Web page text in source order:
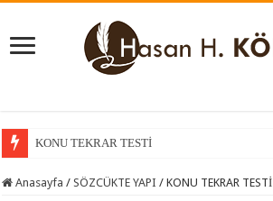
KONU TEKRAR TESTİ
Anasayfa / SÖZCÜKTE YAPI / KONU TEKRAR TESTİ